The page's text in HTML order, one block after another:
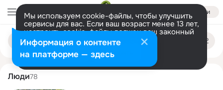
Войти
Мы используем cookie-файлы, чтобы улучшить
сервисы для вас. Если ваш возраст менее 13 лет,
настроить cookie-файлы должен ваш законный
представитель. Больше информации
Разрешить все Настроить
Поиск
людям
tatyana zabirova
Люди78
Информация о контенте
на платформе — здесь